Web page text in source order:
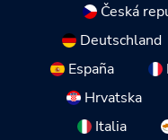
Česká
Deutschland
España
Hrvatska
Italia